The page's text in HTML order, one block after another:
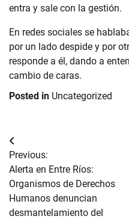
entra y sale con la gestión.
En redes sociales se
por un lado despide y por
responde a él, dando a
cambio de caras.
Posted in Uncategorized
Navegación
de
entradas
Previous:
Alerta en Entre Ríos:
Organismos de Derechos
Humanos denuncian
desmantelamiento del